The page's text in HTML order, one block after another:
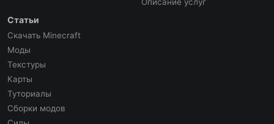
Статьи
Скачать Minecraft
Моды
Текстуры
Карты
Туториалы
Сборки модов